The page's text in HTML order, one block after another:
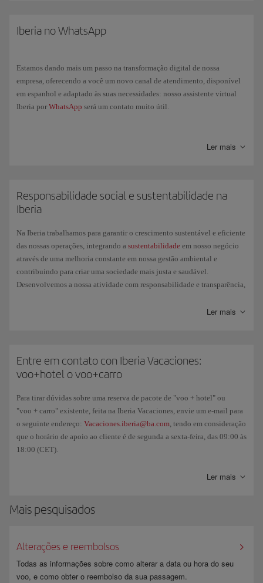
Iberia no WhatsApp
Estamos dando mais um passo na transformação digital de nossa
empresa, oferecendo a você um novo canal de atendimento, disponível
em espanhol e adaptado às suas necessidades: nosso assistente virtual
Iberia por WhatsApp será um contato muito útil.
podemos levar na bagagem de mão, em qual esteira devemos
retirar nossa mala no destino, etc.
Realizar o check-in para qualquer destino Schengen em voos
operados pela Iberia, Iberia Express e Iberia Regional Air
Nostrum, exceto Ponte Aérea, nas mesmas condições em que o
check-in está disponível em iberia.com.
Ler mais
Responsabilidade social e sustentabilidade na
Iberia
Na Iberia trabalhamos para garantir o crescimento sustentável e eficiente
das nossas operações, integrando a sustentabilidade em nosso negócio
através de uma melhoria constante em nossa gestão ambiental e
contribuindo para criar uma sociedade mais justa e saudável.
Desenvolvemos a nossa atividade com responsabilidade e transparência,
Ler mais
Entre em contato con Iberia Vacaciones:
voo+hotel o voo+carro
Para tirar dúvidas sobre uma reserva de pacote de "voo + hotel" ou
"voo + carro" existente, feita na Iberia Vacaciones, envie um e-mail para
o seguinte endereço: Vacaciones.iberia@ba.com, tendo em consideração
que o horário de apoio ao cliente é de segunda a sexta-feira, das 09:00 às
18:00 (CET).
E se quiser cancelar sua reserva e/ou consultar as taxas de cancelamento,
Ler mais
Mais pesquisados
Alterações e reembolsos
Todas as informações sobre como alterar a data ou hora do seu
voo, e como obter o reembolso da sua passagem.